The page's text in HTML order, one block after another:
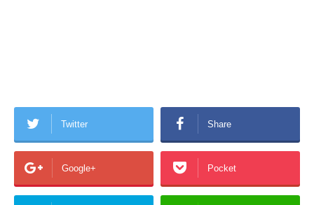
Twitter Share
Google+ Pocket